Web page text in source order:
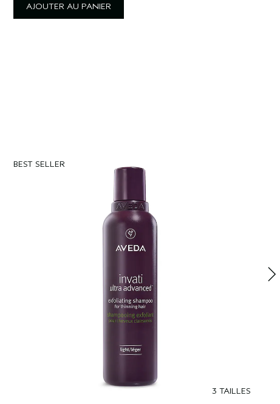
AJOUTER AU PANIER
BEST SELLER
3 TAILLES